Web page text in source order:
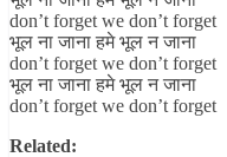
don’t forget we don’t forget
भूल ना जाना हमे भूल न जाना
don’t forget we don’t forget
भूल ना जाना हमे भूल न जाना
don’t forget we don’t forget
Related: